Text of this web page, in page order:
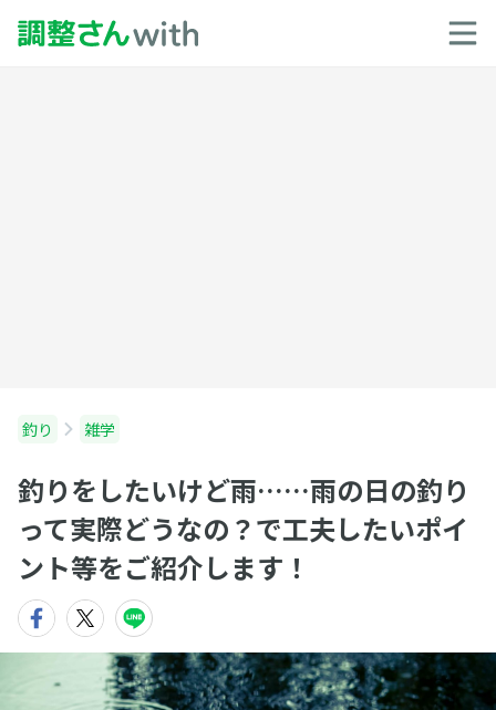
釣り 雑学
釣りをしたいけど雨……雨の日の釣り
って実際どうなの？で工夫したいポイ
ント等をご紹介します！